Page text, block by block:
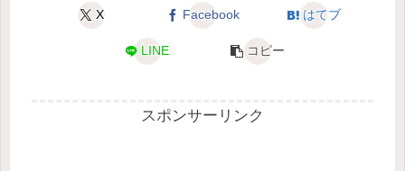
X Facebook はてブ
LINE コピー
スポンサーリンク